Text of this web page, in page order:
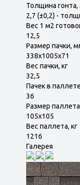
Толщина
2,7 (±0,2) -
Вес 1 м2
12,5
Размер пачки,
338х1005х71
Вес пачки, кг
32,5
Пачек в
36
Размер
105х105
Вес паллета, кг
1216
Галерея